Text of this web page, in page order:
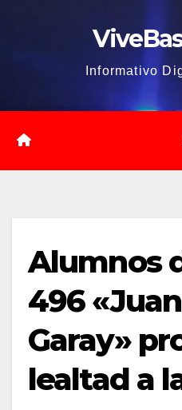
Informativo
Alumnos
496
Garay»
lealtad a